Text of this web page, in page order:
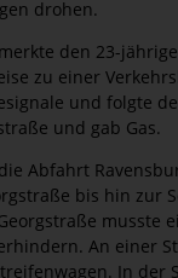
drohen.
den 23-
zu einer
und folgte
und gab Gas.
Abfahrt
bis hin
musste
An einer
In